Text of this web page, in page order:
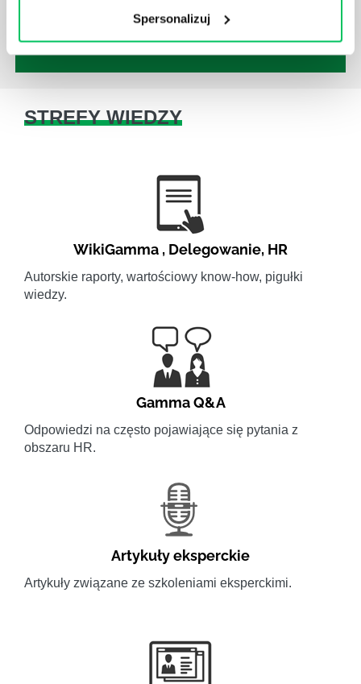
Spersonalizuj
STREFY WIEDZY
WikiGamma , Delegowanie, HR
Autorskie raporty, wartościowy know-how, pigułki
wiedzy.
Gamma Q&A
Odpowiedzi na często pojawiające się pytania z
obszaru HR.
Artykuły eksperckie
Artykuły związane ze szkoleniami eksperckimi.